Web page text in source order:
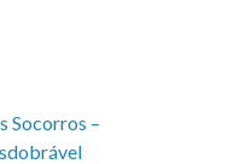
Socorros –